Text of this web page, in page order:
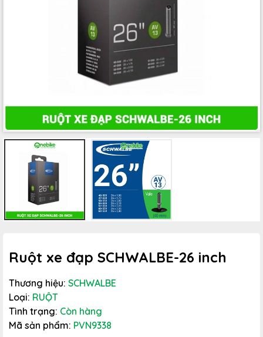
Ruột xe đạp SCHWALBE-26 inch
Thương hiệu: SCHWALBE
Loại: RUỘT
Tình trạng: Còn hàng
Mã sản phẩm: PVN9338